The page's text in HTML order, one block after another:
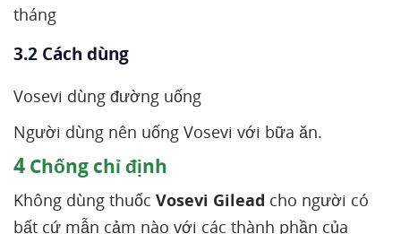
tháng
3.2 Cách dùng
Vosevi dùng đường uống
Người dùng nên uống Vosevi với bữa ăn.
4 Chống chỉ định
Không dùng thuốc Vosevi Gilead cho người có
bất cứ mẫn cảm nào với các thành phần của